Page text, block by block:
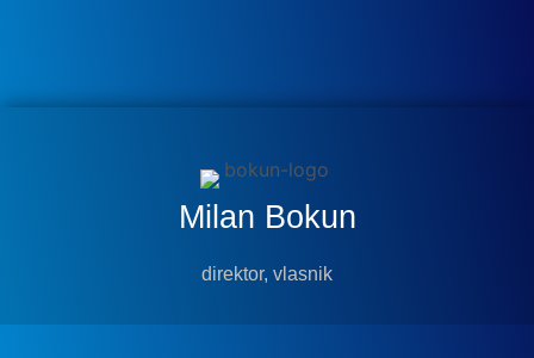
Milan Bokun
direktor, vlasnik